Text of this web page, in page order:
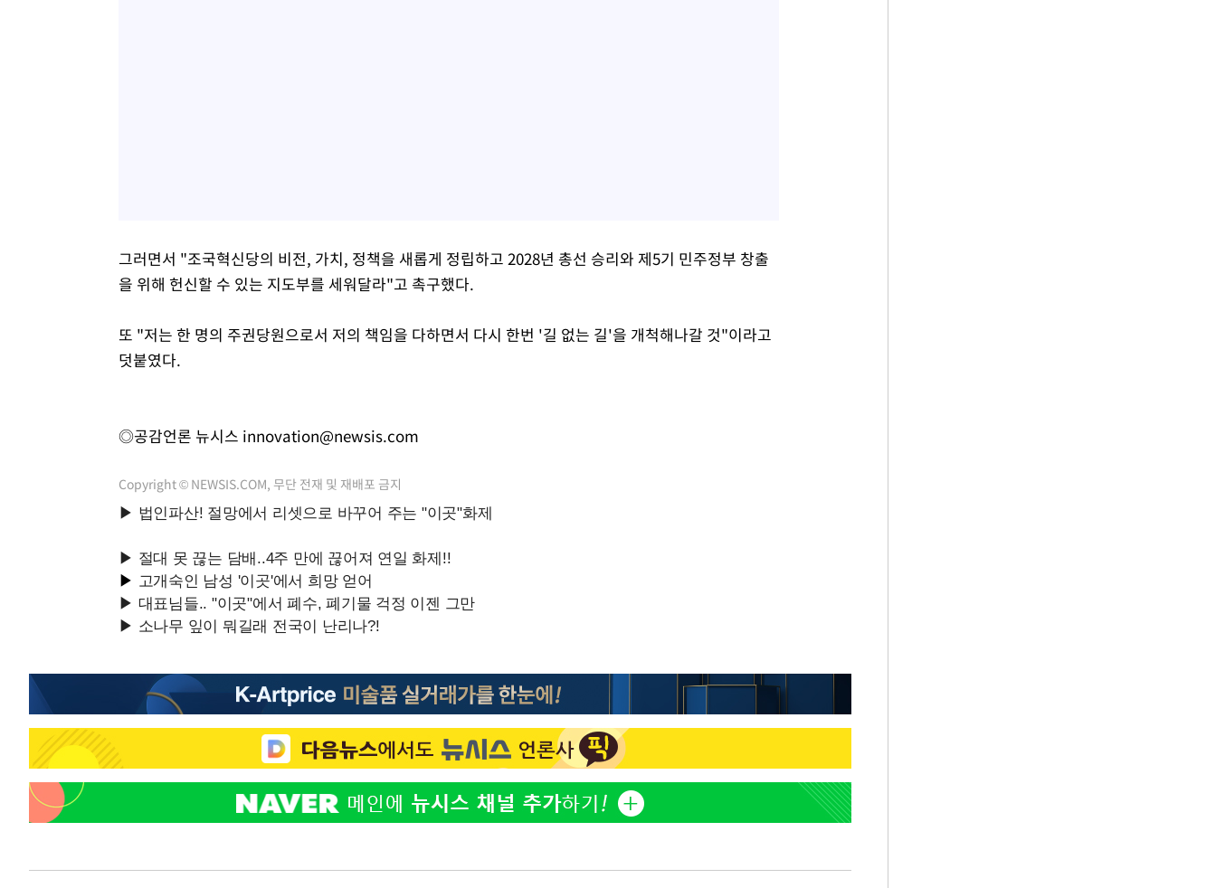
그러면서 "조국혁신당의 비전, 가치, 정책을 새롭게 정립하고 2028년 총선 승리와 제5기 민주정부 창출
을 위해 헌신할 수 있는 지도부를 세워달라"고 촉구했다.
또 "저는 한 명의 주권당원으로서 저의 책임을 다하면서 다시 한번 '길 없는 길'을 개척해나갈 것"이라고
덧붙였다.
◎공감언론 뉴시스 innovation@newsis.com
Copyright © NEWSIS.COM, 무단 전재 및 재배포 금지